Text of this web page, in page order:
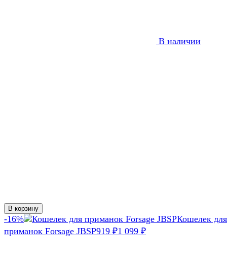
В наличии
В корзину
-16%
Кошелек для
приманок Forsage JBSP919 ₽1 099 ₽